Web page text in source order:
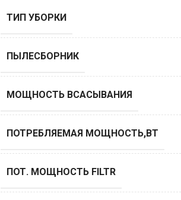
ТИП УБОРКИ
ПЫЛЕСБОРНИК
МОЩНОСТЬ ВСАСЫВАНИЯ
ПОТРЕБЛЯЕМАЯ МОЩНОСТЬ,ВТ
ПОТ. МОЩНОСТЬ FILTR